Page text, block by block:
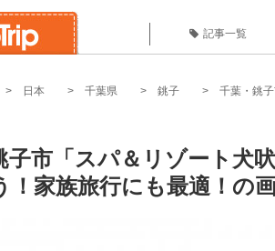
記事一覧
日本 千葉県 銚子 千葉・銚
子市「スパ＆リゾート犬
！家族旅行にも最適！の